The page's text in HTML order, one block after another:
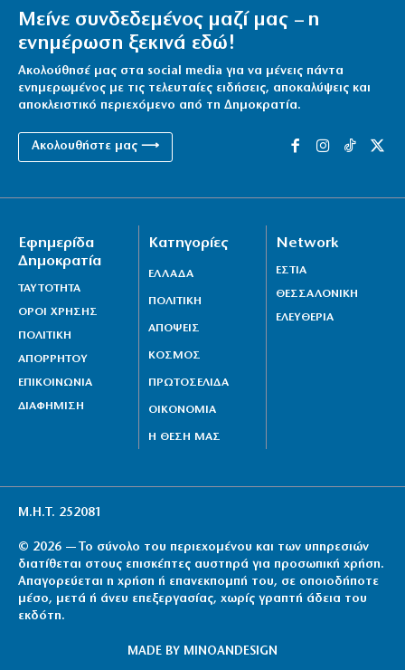
Μείνε συνδεδεμένος μαζί μας – η
ενημέρωση ξεκινά εδώ!
Ακολούθησέ μας στα social media για να μένεις πάντα
ενημερωμένος με τις τελευταίες ειδήσεις, αποκαλύψεις και
αποκλειστικό περιεχόμενο από τη Δημοκρατία.
Ακολουθήστε μας ⟶
Εφημερίδα
Δημοκρατία
ΤΑΥΤΟΤΗΤΑ
ΟΡΟΙ ΧΡΗΣΗΣ
ΠΟΛΙΤΙΚΗ
ΑΠΟΡΡΗΤΟΥ
ΕΠΙΚΟΙΝΩΝΙΑ
ΔΙΑΦΗΜΙΣΗ
Κατηγορίες
ΕΛΛΑΔΑ
ΠΟΛΙΤΙΚΗ
ΑΠΟΨΕΙΣ
ΚΟΣΜΟΣ
ΠΡΩΤΟΣΕΛΙΔΑ
ΟΙΚΟΝΟΜΙΑ
Η ΘΕΣΗ ΜΑΣ
Network
ΕΣΤΙΑ
ΘΕΣΣΑΛΟΝΙΚΗ
ΕΛΕΥΘΕΡΙΑ
Μ.Η.Τ. 252081
© 2026 — Το σύνολο του περιεχομένου και των υπηρεσιών
διατίθεται στους επισκέπτες αυστηρά για προσωπική χρήση.
Απαγορεύεται η χρήση ή επανεκπομπή του, σε οποιοδήποτε
μέσο, μετά ή άνευ επεξεργασίας, χωρίς γραπτή άδεια του
εκδότη.
MADE BY MINOANDESIGN